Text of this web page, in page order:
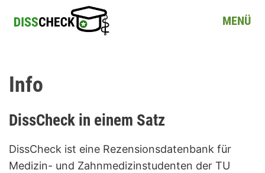
MENÜ
Info
DissCheck in einem Satz
DissCheck ist eine Rezensionsdatenbank für
Medizin- und Zahnmedizinstudenten der TU